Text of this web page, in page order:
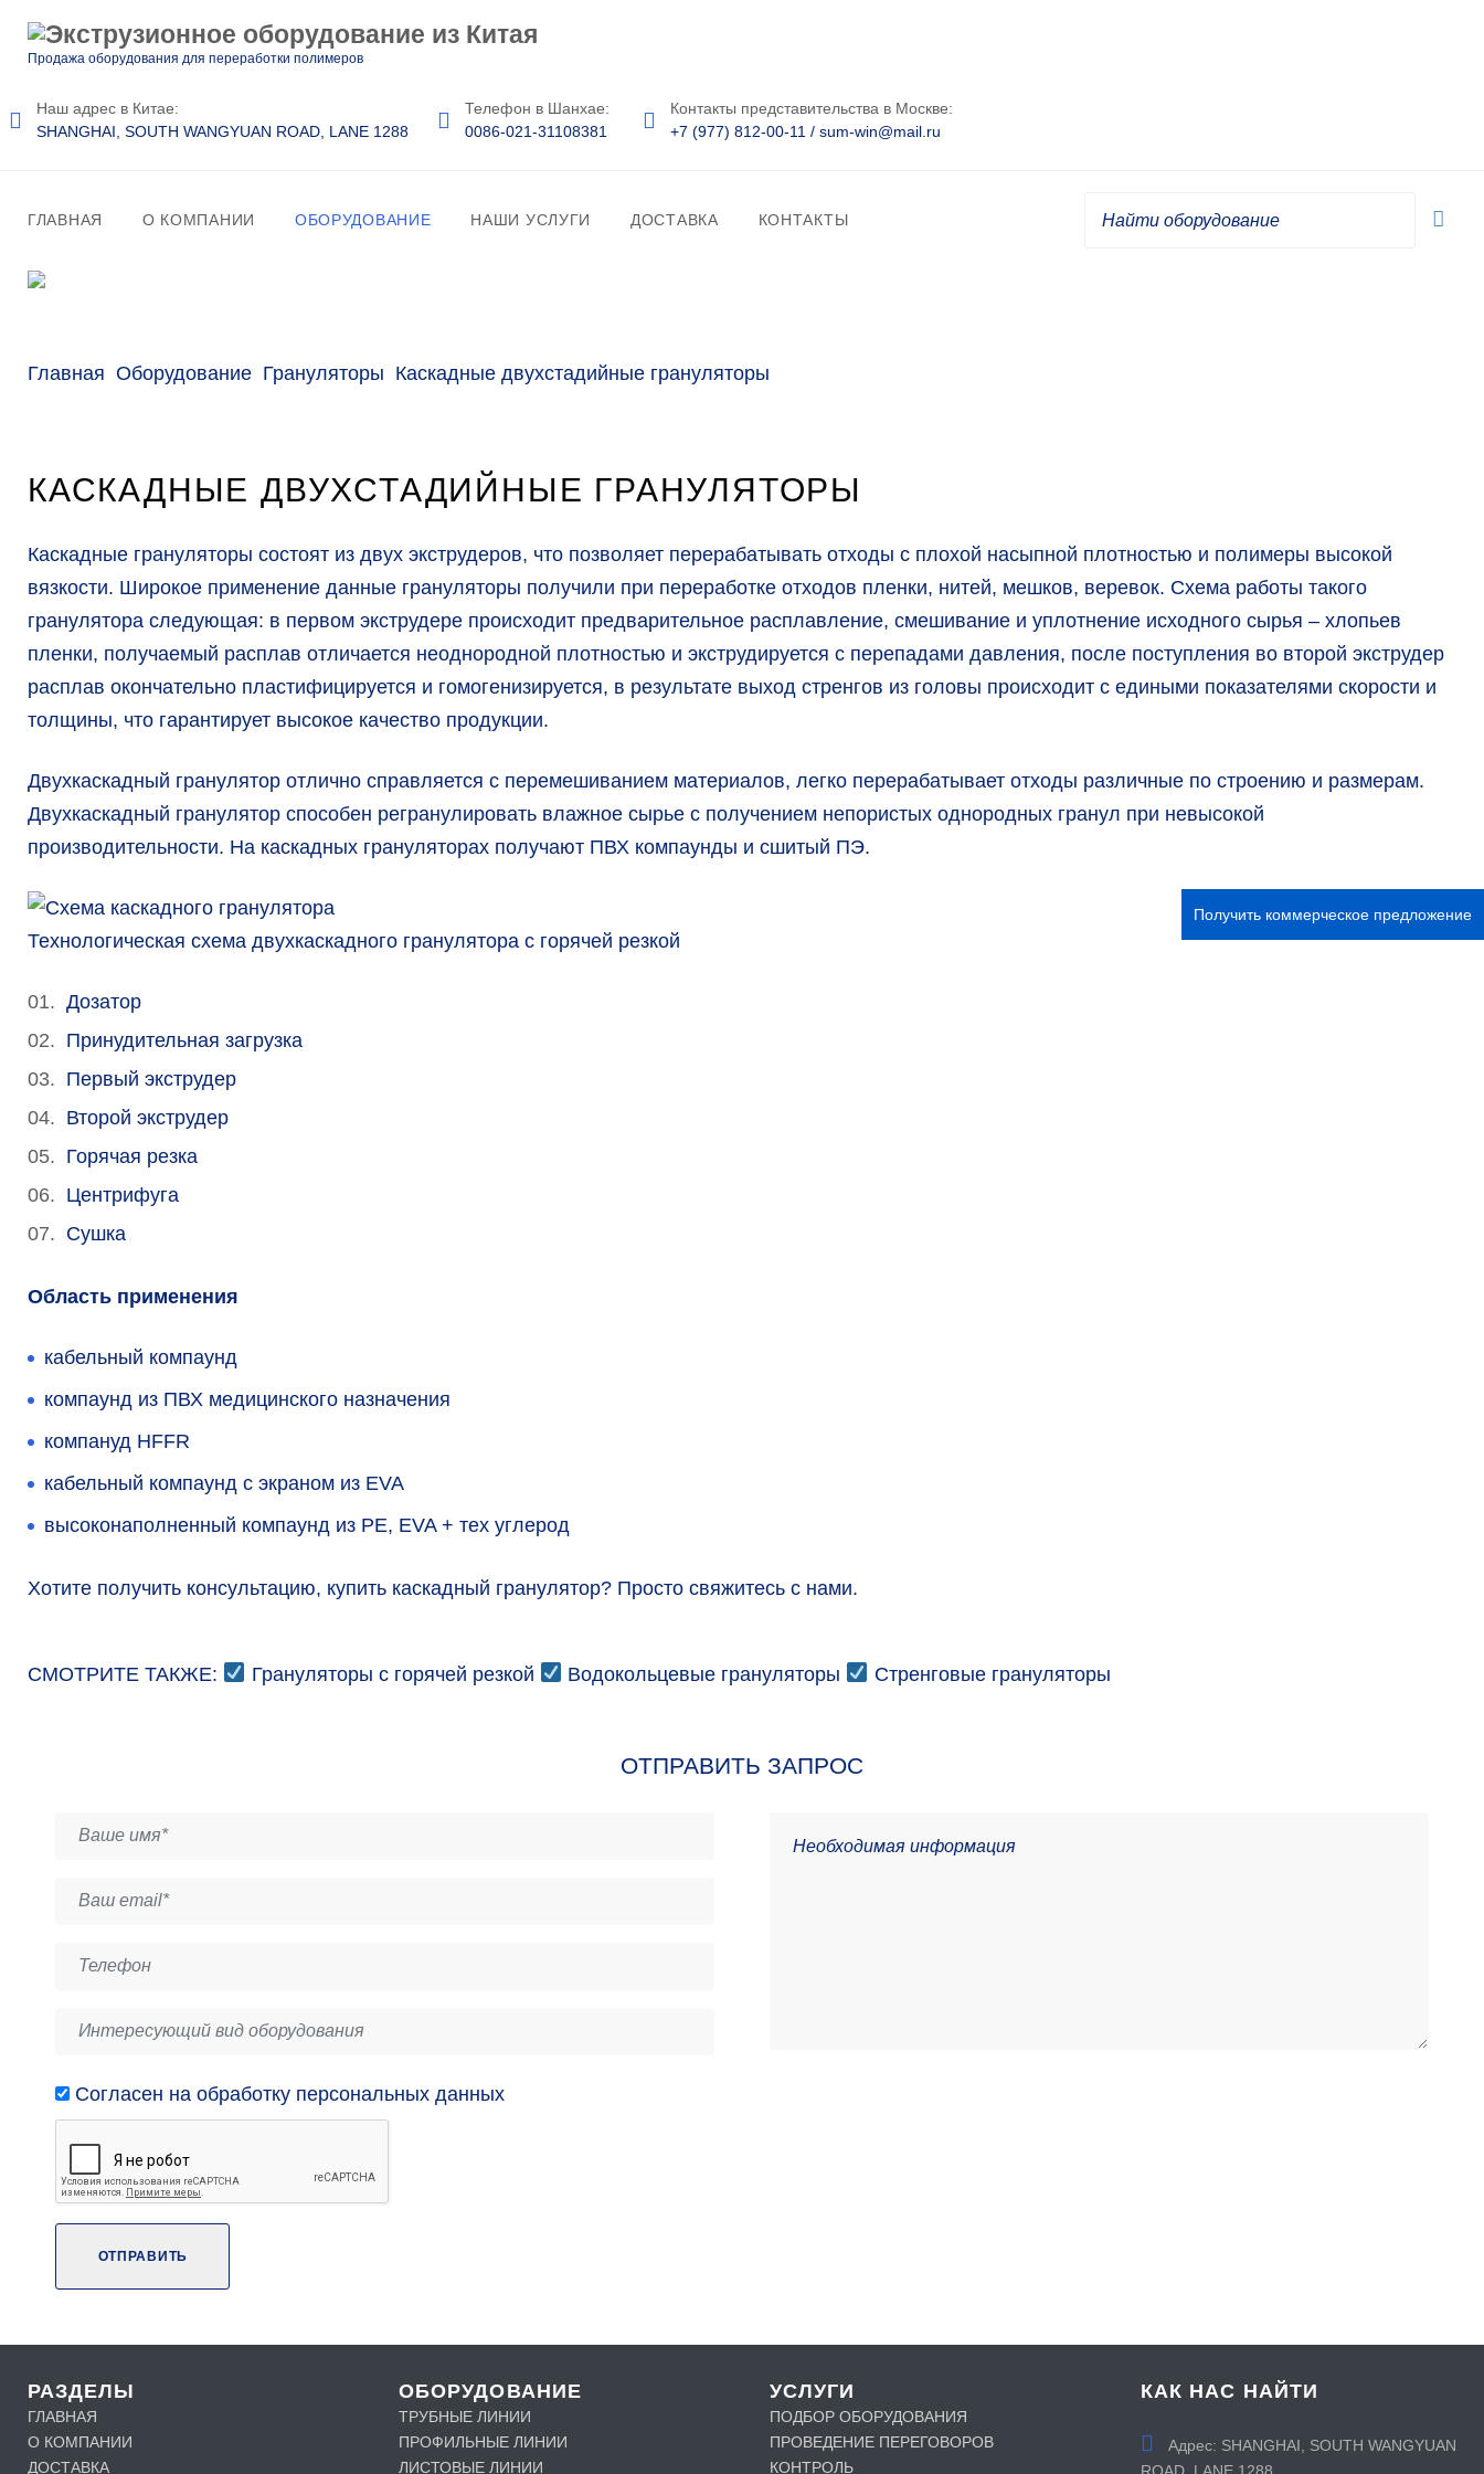
е
Получить коммерческое предложение
Продажа оборудования для переработки полимеров
Наш адрес в Китае:
SHANGHAI, SOUTH WANGYUAN ROAD, LANE 1288
Телефон в Шанхае:
0086-021-31108381
Контакты представительства в Москве:
+7 (977) 812-00-11 / sum-win@mail.ru
ГЛАВНАЯ О КОМПАНИИ ОБОРУДОВАНИЕ НАШИ УСЛУГИ ДОСТАВКА КОНТАКТЫ
Главная Оборудование Грануляторы Каскадные двухстадийные грануляторы
КАСКАДНЫЕ ДВУХСТАДИЙНЫЕ ГРАНУЛЯТОРЫ
Каскадные грануляторы состоят из двух экструдеров, что позволяет перерабатывать отходы с плохой насыпной плотностью и полимеры высокой
вязкости. Широкое применение данные грануляторы получили при переработке отходов пленки, нитей, мешков, веревок. Схема работы такого
гранулятора следующая: в первом экструдере происходит предварительное расплавление, смешивание и уплотнение исходного сырья – хлопьев
пленки, получаемый расплав отличается неоднородной плотностью и экструдируется с перепадами давления, после поступления во второй экструдер
расплав окончательно пластифицируется и гомогенизируется, в результате выход стренгов из головы происходит с едиными показателями скорости и
толщины, что гарантирует высокое качество продукции.
Двухкаскадный гранулятор отлично справляется с перемешиванием материалов, легко перерабатывает отходы различные по строению и размерам.
Двухкаскадный гранулятор способен регранулировать влажное сырье с получением непористых однородных гранул при невысокой
производительности. На каскадных грануляторах получают ПВХ компаунды и сшитый ПЭ.
Технологическая схема двухкаскадного гранулятора с горячей резкой
Дозатор
Принудительная загрузка
Первый экструдер
Второй экструдер
Горячая резка
Центрифуга
Сушка
Область применения
кабельный компаунд
компаунд из ПВХ медицинского назначения
компануд HFFR
кабельный компаунд с экраном из EVA
высоконаполненный компаунд из PE, EVA + тех углерод
Хотите получить консультацию, купить каскадный гранулятор? Просто свяжитесь с нами.
СМОТРИТЕ ТАКЖЕ: Грануляторы с горячей резкой Водокольцевые грануляторы Стренговые грануляторы
ОТПРАВИТЬ ЗАПРОС
Согласен на обработку персональных данных
ОТПРАВИТЬ
РАЗДЕЛЫ
ГЛАВНАЯ
О КОМПАНИИ
ДОСТАВКА
ОБОРУДОВАНИЕ
ТРУБНЫЕ ЛИНИИ
ПРОФИЛЬНЫЕ ЛИНИИ
ЛИСТОВЫЕ ЛИНИИ
УСЛУГИ
ПОДБОР ОБОРУДОВАНИЯ
ПРОВЕДЕНИЕ ПЕРЕГОВОРОВ
КОНТРОЛЬ
КАК НАС НАЙТИ
Адрес: SHANGHAI, SOUTH WANGYUAN
ROAD, LANE 1288